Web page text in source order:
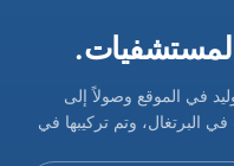
في الموقع وصولاً إلى
وتم تركيبها في